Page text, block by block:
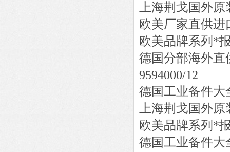
上海荆戈国外
欧美厂家直供进
欧美品牌系列*
德国分部海外直
9594000/12
德国工业备件大
上海荆戈国外
欧美品牌系列*
德国工业备件大